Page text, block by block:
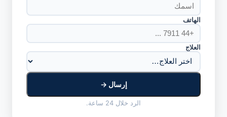
الهاتف
العلاج
إرسال →
الرد خلال 24 ساعة.